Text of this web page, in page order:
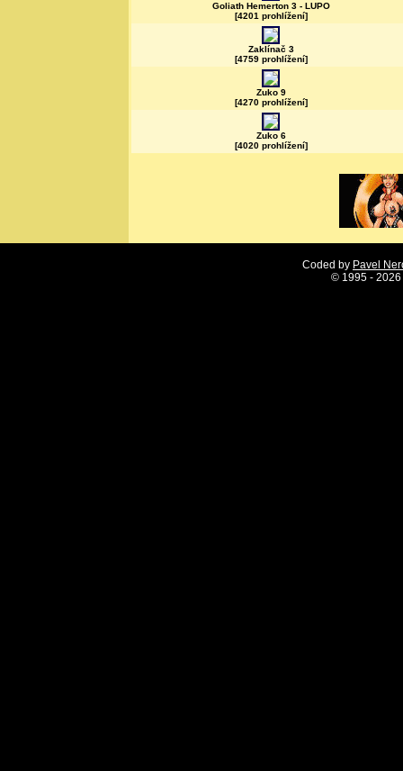
Goliath Hemerton 3 - LUPO
[4201 prohlížení]
Zaklínač 3
[4759 prohlížení]
Zuko 9
[4270 prohlížení]
Zuko 6
[4020 prohlížení]
Coded by Pavel
© 1995 -